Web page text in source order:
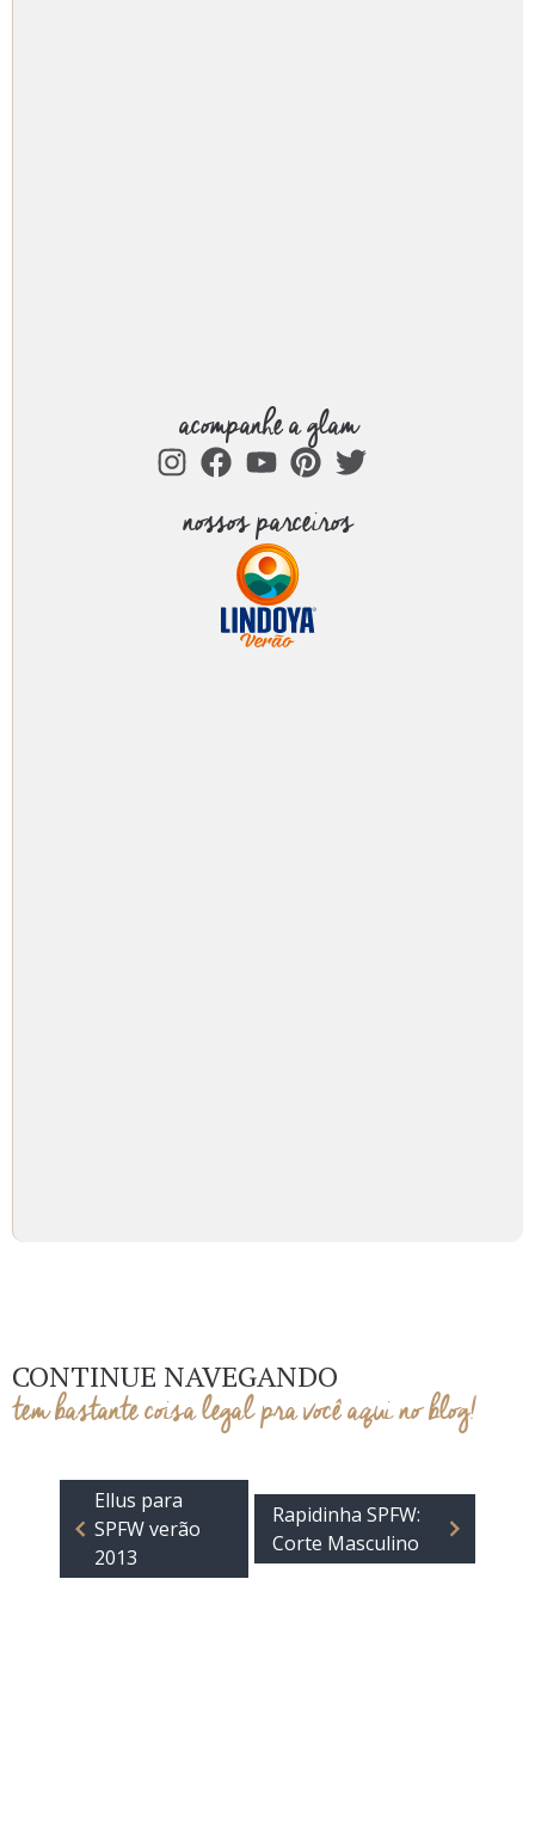
acompanhe a glam
nossos parceiros
CONTINUE NAVEGANDO
tem bastante coisa legal pra você aqui no blog!
Ellus para
SPFW verão
2013
Rapidinha SPFW:
Corte Masculino